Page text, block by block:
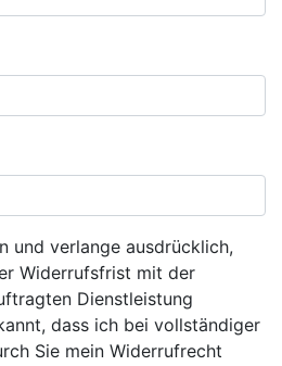
und verlange ausdrücklich,
Widerrufsfrist mit der
Dienstleistung
dass ich bei vollständiger
Sie mein Widerrufrecht